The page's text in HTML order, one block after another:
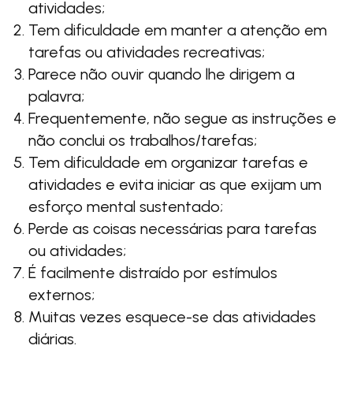
atividades;
Tem dificuldade em manter a atenção em
tarefas ou atividades recreativas;
Parece não ouvir quando lhe dirigem a
palavra;
Frequentemente, não segue as instruções e
não conclui os trabalhos/tarefas;
Tem dificuldade em organizar tarefas e
atividades e evita iniciar as que exijam um
esforço mental sustentado;
Perde as coisas necessárias para tarefas
ou atividades;
É facilmente distraído por estímulos
externos;
Muitas vezes esquece-se das atividades
diárias.